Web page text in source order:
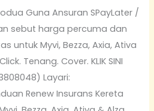
Guna Ansuran SPayLater /
sebut harga percuma dan
untuk Myvi, Bezza, Axia, Ativa
Tenang. Cover. KLIK SINI
3808048) Layari:
Renew Insurans Kereta